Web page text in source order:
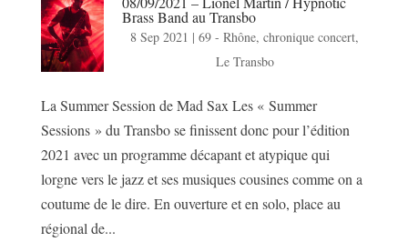
Brass Band au Transbo
8 Sep 2021 |69 - Rhône,chronique concert,
Le Transbo
La Summer Session de Mad Sax Les « Summer
Sessions » du Transbo se finissent donc pour l’édition
2021 avec un programme décapant et atypique qui
lorgne vers le jazz et ses musiques cousines comme on a
coutume de le dire. En ouverture et en solo, place au
régional de...